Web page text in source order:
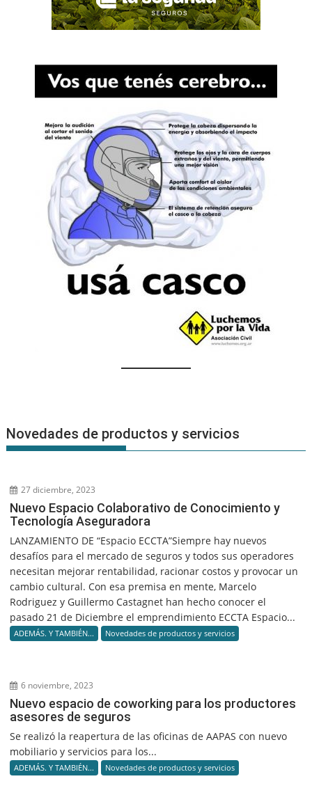
Novedades de productos y servicios
27 diciembre, 2023
Nuevo Espacio Colaborativo de Conocimiento y
Tecnología Aseguradora
LANZAMIENTO DE “Espacio ECCTA”Siempre hay nuevos
desafíos para el mercado de seguros y todos sus operadores
necesitan mejorar rentabilidad, racionar costos y provocar un
cambio cultural. Con esa premisa en mente, Marcelo
Rodriguez y Guillermo Castagnet han hecho conocer el
pasado 21 de Diciembre el emprendimiento ECCTA Espacio...
ADEMÁS. Y TAMBIÉN... Novedades de productos y servicios
6 noviembre, 2023
Nuevo espacio de coworking para los productores
asesores de seguros
Se realizó la reapertura de las oficinas de AAPAS con nuevo
mobiliario y servicios para los...
ADEMÁS. Y TAMBIÉN... Novedades de productos y servicios